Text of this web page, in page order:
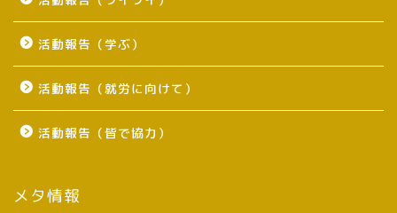
活動報告（学ぶ）
活動報告（就労に向けて）
活動報告（皆で協力）
メタ情報